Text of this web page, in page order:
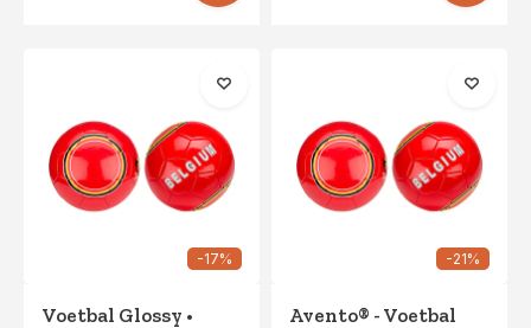
-17%
Voetbal Glossy •
-21%
Avento® - Voetbal